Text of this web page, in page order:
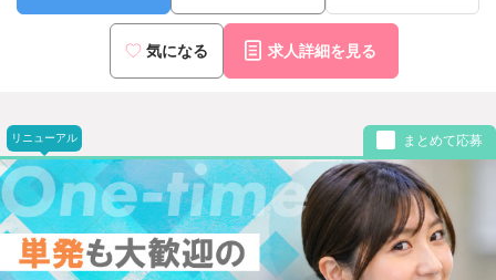
気になる 求人詳細を見る
リニューアル まとめて応募